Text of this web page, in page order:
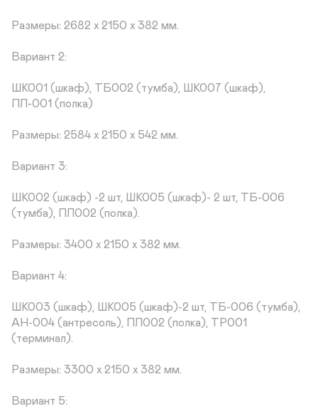
Размеры: 2682 х 2150 х 382 мм.
Вариант 2:
ШК001 (шкаф), ТБ002 (тумба), ШК007 (шкаф),
ПЛ-001 (полка)
Размеры: 2584 х 2150 х 542 мм.
Вариант 3:
ШК002 (шкаф) -2 шт, ШК005 (шкаф)- 2 шт, ТБ-006
(тумба), ПЛ002 (полка).
Размеры: 3400 х 2150 х 382 мм.
Вариант 4:
ШК003 (шкаф), ШК005 (шкаф)-2 шт, ТБ-006 (тумба),
АН-004 (антресоль), ПЛ002 (полка), ТР001
(терминал).
Размеры: 3300 х 2150 х 382 мм.
Вариант 5: